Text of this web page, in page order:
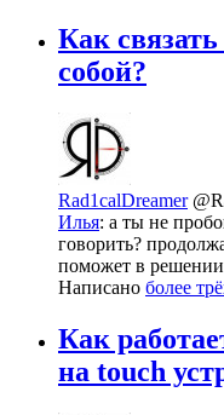
Как
собой?
Rad1calDreamer
Илья: а ты не
говорить?
поможет в решении
Написано более
Как
на touch